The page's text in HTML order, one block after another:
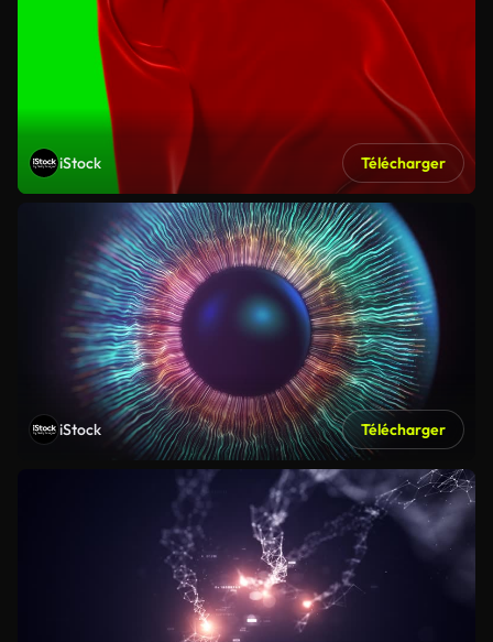
iStock Télécharger
iStock Télécharger